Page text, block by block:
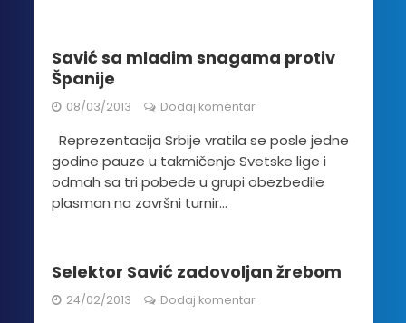
Savić sa mladim snagama protiv
Španije
08/03/2013 Dodaj komentar
Reprezentacija Srbije vratila se posle jedne
godine pauze u takmičenje Svetske lige i
odmah sa tri pobede u grupi obezbedile
plasman na završni turnir...
Selektor Savić zadovoljan žrebom
24/02/2013 Dodaj komentar